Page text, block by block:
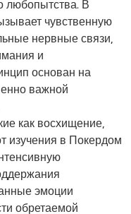
любопытства. В
чувственную
нервные связи,
и
основан на
важной
как восхищение,
изучения в Покердом
эмоции
обретаемой